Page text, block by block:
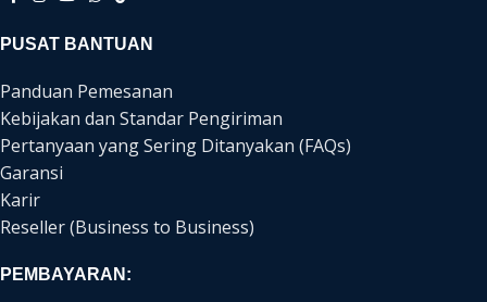
PUSAT BANTUAN
Panduan Pemesanan
Kebijakan dan Standar Pengiriman
Pertanyaan yang Sering Ditanyakan (FAQs)
Garansi
Karir
Reseller (Business to Business)
PEMBAYARAN: